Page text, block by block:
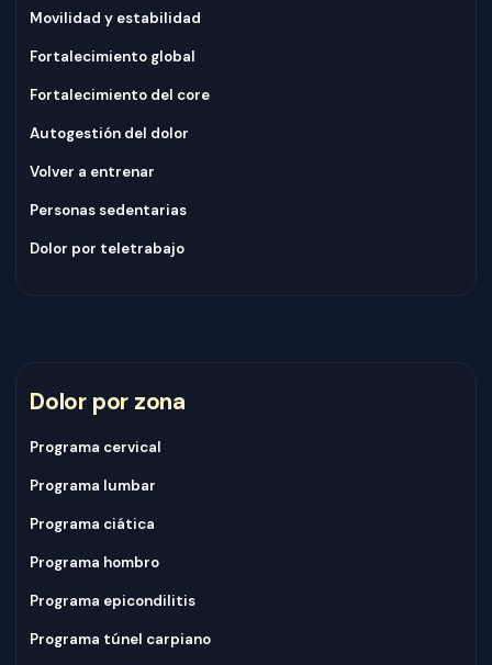
Movilidad y estabilidad
Fortalecimiento global
Fortalecimiento del core
Autogestión del dolor
Volver a entrenar
Personas sedentarias
Dolor por teletrabajo
Dolor por zona
Programa cervical
Programa lumbar
Programa ciática
Programa hombro
Programa epicondilitis
Programa túnel carpiano